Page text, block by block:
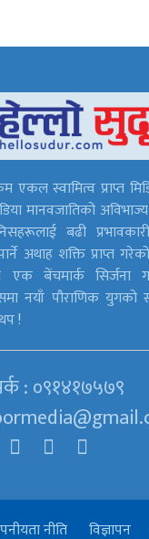
स्वामित्व प्राप्त
मानवजातिको
बढी
अथाह शक्ति प्राप्त
बेंचमार्क सिर्जना
नयाँ पौराणिक युगको
!
: ०९१४१७५७९
नीति विज्ञापन